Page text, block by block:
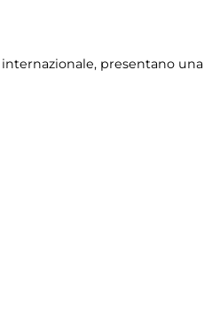
presentano una